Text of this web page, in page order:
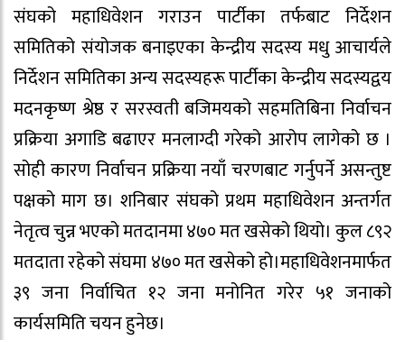
संघको महाधिवेशन गराउन पार्टीका तर्फबाट निर्देशन
समितिको संयोजक बनाइएका केन्द्रीय सदस्य मधु आचार्यले
निर्देशन समितिका अन्य सदस्यहरू पार्टीका केन्द्रीय सदस्यद्वय
मदनकृष्ण श्रेष्ठ र सरस्वती बजिमयको सहमतिबिना निर्वाचन
प्रक्रिया अगाडि बढाएर मनलाग्दी गरेको आरोप लागेको छ ।
सोही कारण निर्वाचन प्रक्रिया नयाँ चरणबाट गर्नुपर्ने असन्तुष्ट
पक्षको माग छ। शनिबार संघको प्रथम महाधिवेशन अन्तर्गत
नेतृत्व चुन्न भएको मतदानमा ४७० मत खसेको थियो। कुल ८९२
मतदाता रहेको संघमा ४७० मत खसेको हो।महाधिवेशनमार्फत
३९ जना निर्वाचित १२ जना मनोनित गरेर ५१ जनाको
कार्यसमिति चयन हुनेछ।